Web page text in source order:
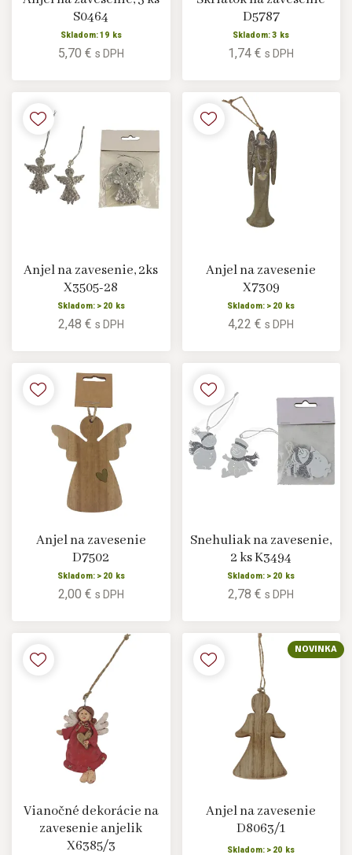
S0464
Skladom: 19 ks
5,70 € s DPH
D5787
Skladom: 3 ks
1,74 €s DPH
Anjel na zavesenie, 2ks
X3505-28
Skladom: > 20 ks
2,48 € s DPH
Anjel na zavesenie
X7309
Skladom: > 20 ks
4,22 €s DPH
Anjel na zavesenie
D7502
Skladom: > 20 ks
2,00 € s DPH
Snehuliak na zavesenie,
2 ks K3494
Skladom: > 20 ks
2,78 €s DPH
Vianočné dekorácie na
zavesenie anjelik
X6385/3
NOVINKA
Anjel na zavesenie
D8063/1
Skladom: > 20 ks